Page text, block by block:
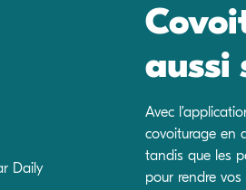
aussi
Avec
covoiturage en
tandis que les
pour rendre